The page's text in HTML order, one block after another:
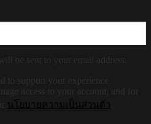
นโยบายความเป็นส่วนตัว